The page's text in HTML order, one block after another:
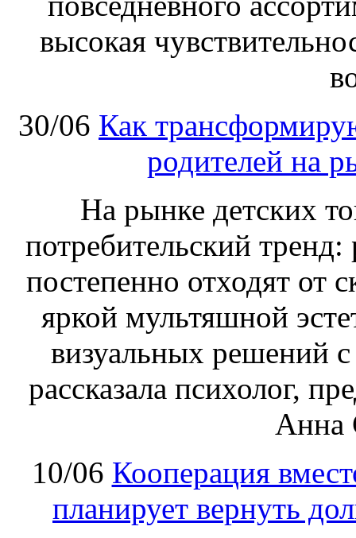
высокая
30/06 Как
родителей на
На рынке детских
потребительский
постепенно отходят от
яркой мультяшной
визуальных решений
рассказала психолог,
Анна
10/06 Кооперация
планирует вернуть